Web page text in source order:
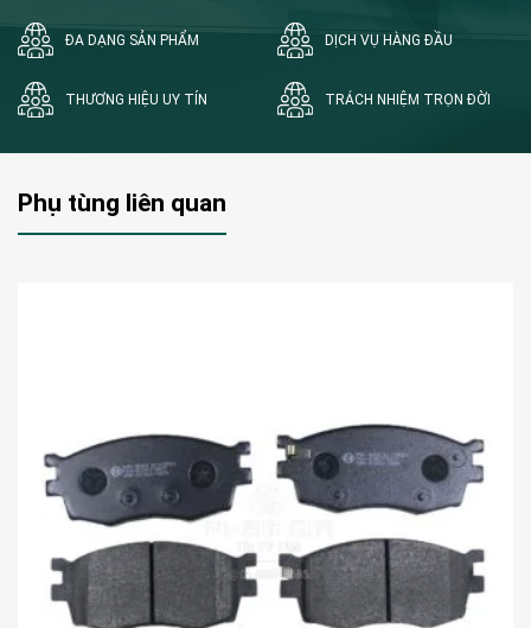
ĐA DẠNG SẢN PHẨM DỊCH VỤ HÀNG ĐẦU
THƯƠNG HIỆU UY TÍN TRÁCH NHIỆM TRỌN ĐỜI
Phụ tùng liên quan